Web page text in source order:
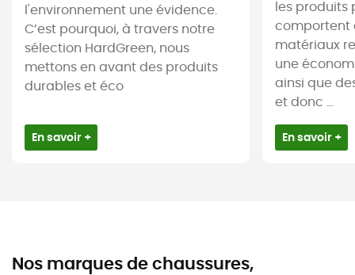
l'environnement une évidence.
C’est pourquoi, à travers notre
sélection HardGreen, nous
mettons en avant des produits
durables et éco
En savoir +
les produits
comportent
matériaux
une
ainsi que
et donc ...
En savoir +
Nos marques de chaussures,